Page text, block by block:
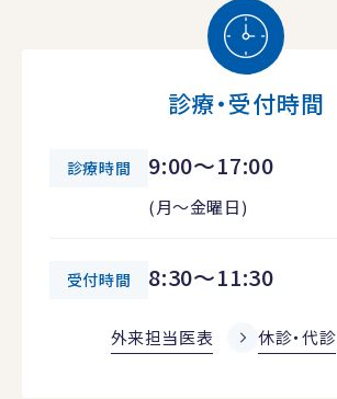
診療・受付時間
診療時間 9:00～17:00
(月～金曜日)
受付時間 8:30～11:30
外来担当医表 休診・代診